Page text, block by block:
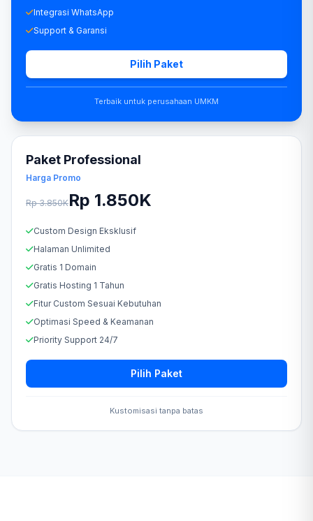
Integrasi WhatsApp
Support & Garansi
Pilih Paket
Terbaik untuk perusahaan UMKM
Paket Professional
Harga Promo
Rp 3.850KRp 1.850K
Custom Design Eksklusif
Halaman Unlimited
Gratis 1 Domain
Gratis Hosting 1 Tahun
Fitur Custom Sesuai Kebutuhan
Optimasi Speed & Keamanan
Priority Support 24/7
Pilih Paket
Kustomisasi tanpa batas